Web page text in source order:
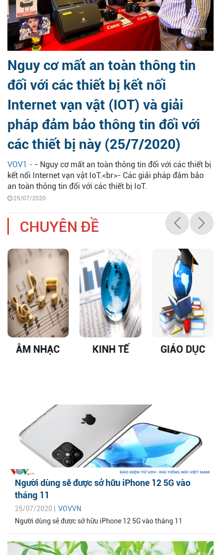
Nguy cơ mất an toàn thông tin
đối với các thiết bị kết nối
Internet vạn vật (IOT) và giải
pháp đảm bảo thông tin đối với
các thiết bị này (25/7/2020)
VOV1 - - Nguy cơ mất an toàn thông tin đối với các thiết bị
kết nối Internet vạn vật IoT.<br>- Các giải pháp đảm bảo
an toàn thông tin đối với các thiết bị IoT.
25/07/2020
CHUYÊN ĐỀ
ÂM NHẠC KINH TẾ GIÁO DỤC
Người dùng sẽ được sở hữu iPhone 12 5G vào
tháng 11
25/07/2020 | VOVVN
Người dùng sẽ được sở hữu iPhone 12 5G vào tháng 11